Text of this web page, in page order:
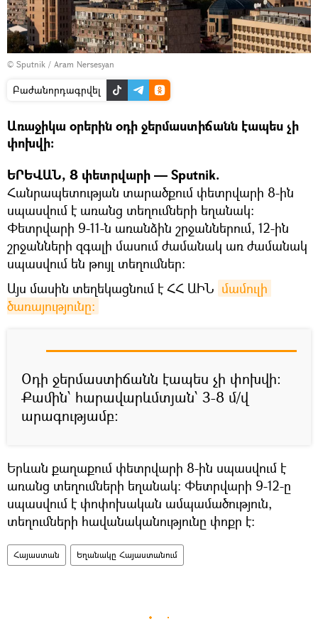
© Sputnik / Aram Nersesyan
Բաժանորդագրվել
Առաջիկա օրերին օդի ջերմաստիճանն էապես չի
փոխվի:
ԵՐԵՎԱՆ, 8 փետրվարի — Sputnik.
Հանրապետության տարածքում փետրվարի 8-ին
սպասվում է առանց տեղումների եղանակ:
Փետրվարի 9-11-ն առանձին շրջաններում, 12-ին
շրջանների զգալի մասում ժամանակ առ ժամանակ
սպասվում են թույլ տեղումներ:
Այս մասին տեղեկացնում է ՀՀ ԱԻՆ մամուլի
ծառայությունը։
Օդի ջերմաստիճանն էապես չի փոխվի:
Քամին՝ հարավարևմտյան՝ 3-8 մ/վ
արագությամբ:
Երևան քաղաքում փետրվարի 8-ին սպասվում է
առանց տեղումների եղանակ: Փետրվարի 9-12-ը
սպասվում է փոփոխական ամպամածություն,
տեղումների հավանականությունը փոքր է:
Հայաստան Եղանակը Հայաստանում